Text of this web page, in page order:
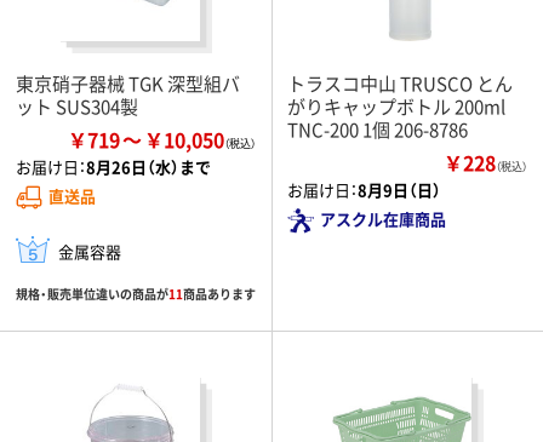
東京硝子器械 TGK 深型組バ
ット SUS304製
￥719 ￥10,050
お届け日：8月26日（水）まで
直送品
金属容器
規格・販売単位違いの商品が11商品あります
トラスコ中山 TRUSCO とん
がりキャップボトル 200ml
TNC-200 1個 206-8786
￥228（税込）
お届け日：8月9日（日）
アスクル在庫商品